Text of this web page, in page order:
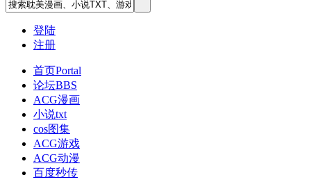
登陆
注册
首页Portal
论坛BBS
ACG漫画
小说txt
cos图集
ACG游戏
ACG动漫
百度秒传